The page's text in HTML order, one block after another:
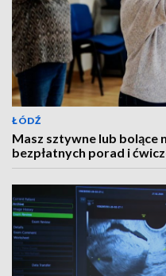
ŁÓDŹ
Masz sztywne lub bolące
bezpłatnych porad i